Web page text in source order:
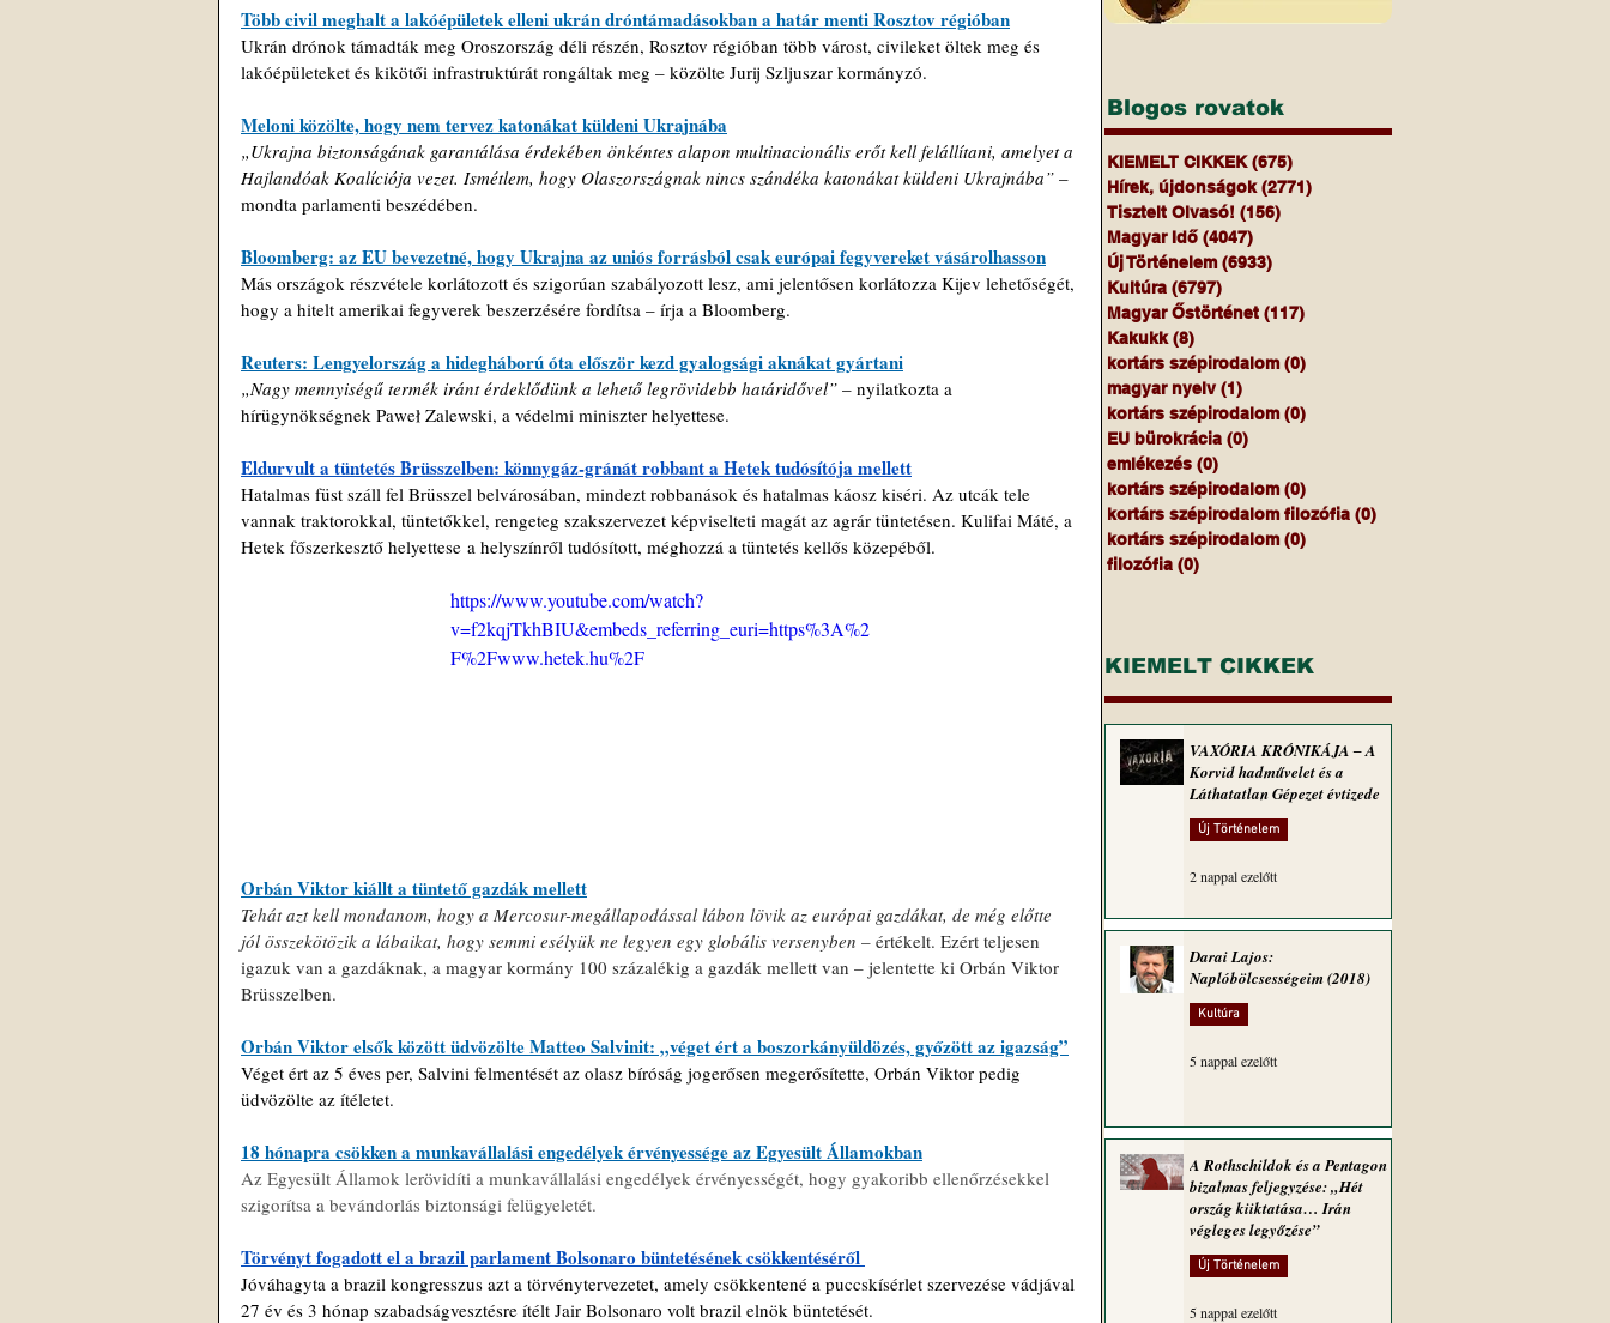
Több civil meghalt a lakóépületek elleni ukrán dróntámadásokban a határ menti Rosztov régióban
Ukrán drónok támadták meg Oroszország déli részén, Rosztov régióban több várost, civileket öltek meg és
lakóépületeket és kikötői infrastruktúrát rongáltak meg – közölte Jurij Szljuszar kormányzó.
Meloni közölte, hogy nem tervez katonákat küldeni Ukrajnába
„Ukrajna biztonságának garantálása érdekében önkéntes alapon multinacionális erőt kell felállítani, amelyet a
Hajlandóak Koalíciója vezet. Ismétlem, hogy Olaszországnak nincs szándéka katonákat küldeni Ukrajnába” –
mondta parlamenti beszédében.
Bloomberg: az EU bevezetné, hogy Ukrajna az uniós forrásból csak európai fegyvereket vásárolhasson
Más országok részvétele korlátozott és szigorúan szabályozott lesz, ami jelentősen korlátozza Kijev lehetőségét,
hogy a hitelt amerikai fegyverek beszerzésére fordítsa – írja a Bloomberg.
Reuters: Lengyelország a hidegháború óta először kezd gyalogsági aknákat gyártani
„Nagy mennyiségű termék iránt érdeklődünk a lehető legrövidebb határidővel” – nyilatkozta a
hírügynökségnek Paweł Zalewski, a védelmi miniszter helyettese.
Eldurvult a tüntetés Brüsszelben: könnygáz-gránát robbant a Hetek tudósítója mellett
Hatalmas füst száll fel Brüsszel belvárosában, mindezt robbanások és hatalmas káosz kiséri. Az utcák tele
vannak traktorokkal, tüntetőkkel, rengeteg szakszervezet képviselteti magát az agrár tüntetésen. Kulifai Máté, a
Hetek főszerkesztő helyettese a helyszínről tudósított, méghozzá a tüntetés kellős közepéből.
https://www.youtube.com/watch?
v=f2kqjTkhBIU&embeds_referring_euri=https%3A%2
F%2Fwww.hetek.hu%2F
Orbán Viktor kiállt a tüntető gazdák mellett
Tehát azt kell mondanom, hogy a Mercosur-megállapodással lábon lövik az európai gazdákat, de még előtte
jól összekötözik a lábaikat, hogy semmi esélyük ne legyen egy globális versenyben – értékelt. Ezért teljesen
igazuk van a gazdáknak, a magyar kormány 100 százalékig a gazdák mellett van – jelentette ki Orbán Viktor
Brüsszelben.
Orbán Viktor elsők között üdvözölte Matteo Salvinit: „véget ért a boszorkányüldözés, győzött az igazság”
Véget ért az 5 éves per, Salvini felmentését az olasz bíróság jogerősen megerősítette, Orbán Viktor pedig
üdvözölte az ítéletet.
18 hónapra csökken a munkavállalási engedélyek érvényessége az Egyesült Államokban
Az Egyesült Államok lerövidíti a munkavállalási engedélyek érvényességét, hogy gyakoribb ellenőrzésekkel
szigorítsa a bevándorlás biztonsági felügyeletét.
Törvényt fogadott el a brazil parlament Bolsonaro büntetésének csökkentéséről
Jóváhagyta a brazil kongresszus azt a törvénytervezetet, amely csökkentené a puccskísérlet szervezése vádjával
27 év és 3 hónap szabadságvesztésre ítélt Jair Bolsonaro volt brazil elnök büntetését.
Blogos rovatok
KIEMELT CIKKEK (675)
Hírek, újdonságok (2771)
Tisztelt Olvasó! (156)
Magyar Idő (4047)
Új Történelem (6933)
Kultúra (6797)
Magyar Őstörténet (117)
Kakukk (8)
kortárs szépirodalom (0)
magyar nyelv (1)
kortárs szépirodalom (0)
EU bürokrácia (0)
emlékezés (0)
kortárs szépirodalom (0)
kortárs szépirodalom filozófia (0)
kortárs szépirodalom (0)
filozófia (0)
KIEMELT CIKKEK
VAXÓRIA KRÓNIKÁJA ‒ A
Korvid hadművelet és a
Láthatatlan Gépezet évtizede
Új Történelem
2 nappal ezelőtt
Darai Lajos:
Naplóbölcsességeim (2018)
Kultúra
5 nappal ezelőtt
A Rothschildok és a Pentagon
bizalmas feljegyzése: „Hét
ország kiiktatása… Irán
végleges legyőzése”
Új Történelem
5 nappal ezelőtt